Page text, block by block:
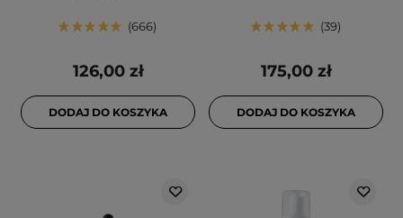
666
126,00 zł
DODAJ DO KOSZYKA
39
175,00 zł
DODAJ DO KOSZYKA